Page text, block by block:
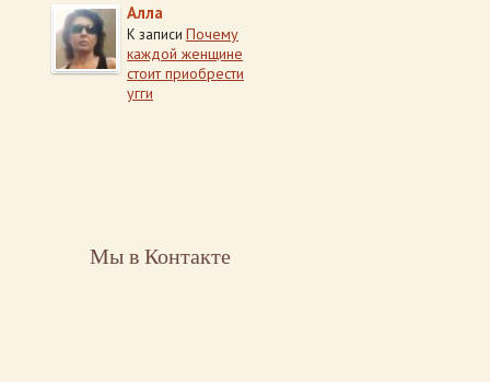
Алла
К записи Почему
каждой женщине
стоит приобрести
угги
Мы в Контакте